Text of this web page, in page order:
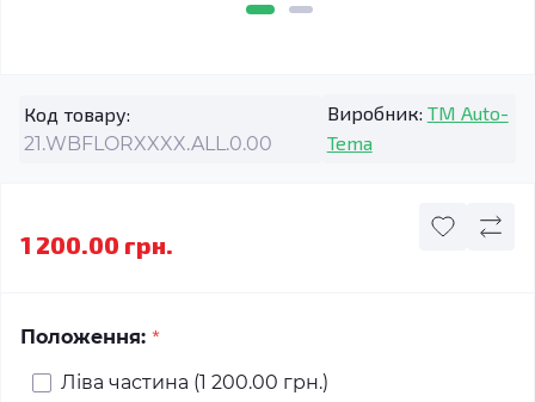
Код товару:
21.WBFLORXXXX.ALL.0.00
Виробник: TM Auto-
Tema
1 200.00 грн.
Положення: *
Ліва частина (1 200.00 грн.)